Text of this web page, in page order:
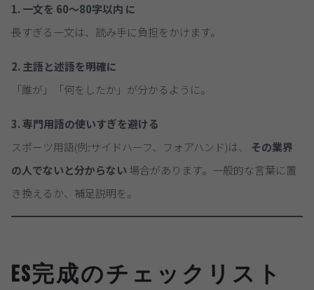
1. 一文を 60〜80字以内 に
長すぎる一文は、読み手に負担をかけます。
2. 主語と述語を明確に
「誰が」「何をしたか」が分かるように。
3. 専門用語の使いすぎを避ける
スポーツ用語(例:サイドハーフ、フォアハンド)は、 その業界
の人でないと分からない 場合があります。一般的な言葉に置
き換えるか、補足説明を。
ES完成のチェックリスト